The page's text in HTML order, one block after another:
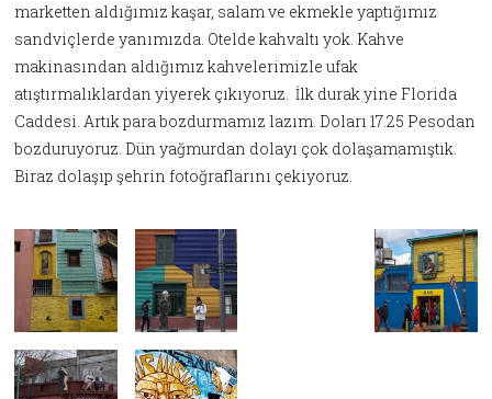
marketten aldığımız kaşar, salam ve ekmekle yaptığımız
sandviçlerde yanımızda. Otelde kahvaltı yok. Kahve
makinasından aldığımız kahvelerimizle ufak
atıştırmalıklardan yiyerek çıkıyoruz. İlk durak yine Florida
Caddesi. Artık para bozdurmamız lazım. Doları 17.25 Pesodan
bozduruyoruz. Dün yağmurdan dolayı çok dolaşamamıştık.
Biraz dolaşıp şehrin fotoğraflarını çekiyoruz.